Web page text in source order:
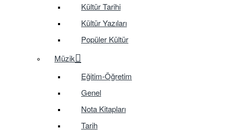
Kültür Tarihi
Kültür Yazıları
Popüler Kültür
Müzik
Eğitim-Öğretim
Genel
Nota Kitapları
Tarih